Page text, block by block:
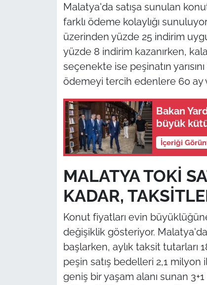
Malatya'da satışa sunulan
farklı ödeme kolaylığı
üzerinden yüzde 25 indirim
yüzde 8 indirim kazanırken,
seçenekte ise peşinatın
ödemeyi tercih edenlere 60 ay
Bakan
büyük
İçeriği
MALATYA TOKİ
KADAR,
Konut fiyatları evin
değişiklik gösteriyor.
başlarken, aylık taksit tutarları
peşin satış bedelleri 2,1 milyon
geniş bir yaşam alanı sunan